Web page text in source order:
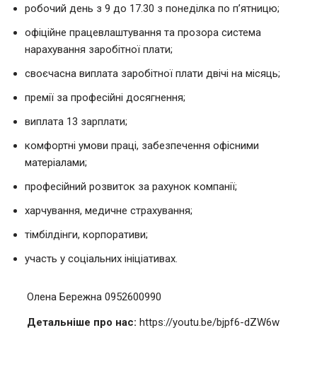
робочий день з 9 до 17.30 з понеділка по п’ятницю;
офіційне працевлаштування та прозора система
нарахування заробітної плати;
своєчасна виплата заробітної плати двічі на місяць;
премії за професійні досягнення;
виплата 13 зарплати;
комфортні умови праці, забезпечення офісними
матеріалами;
професійний розвиток за рахунок компанії;
харчування, медичне страхування;
тімбілдінги, корпоративи;
участь у соціальних ініціативах.
Олена Бережна 0952600990
Детальніше про нас: https://youtu.be/bjpf6-dZW6w